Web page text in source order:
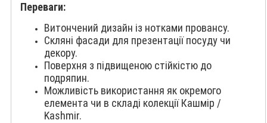
Переваги:
Витончений дизайн із нотками провансу.
Скляні фасади для презентації посуду чи
декору.
Поверхня з підвищеною стійкістю до
подряпин.
Можливість використання як окремого
елемента чи в складі колекції Кашмір /
Kashmir.